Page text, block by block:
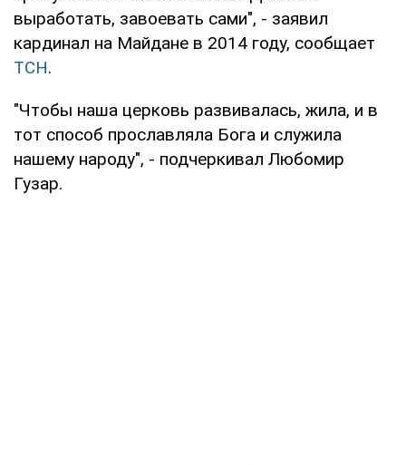
выработать, завоевать сами", - заявил
кардинал на Майдане в 2014 году, сообщает
ТСН.
"Чтобы наша церковь развивалась, жила, и в
тот способ прославляла Бога и служила
нашему народу", - подчеркивал Любомир
Гузар.